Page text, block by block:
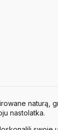
naturą,
nastolatka.